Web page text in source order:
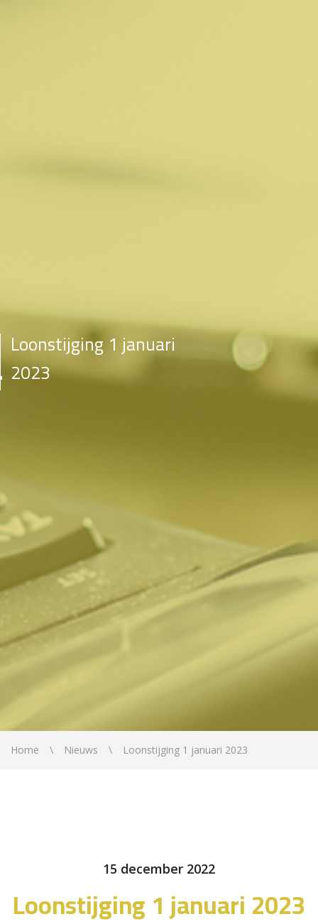
Loonstijging 1 januari
2023
Home Nieuws Loonstijging 1 januari 2023
15 december 2022
Loonstijging 1 januari 2023